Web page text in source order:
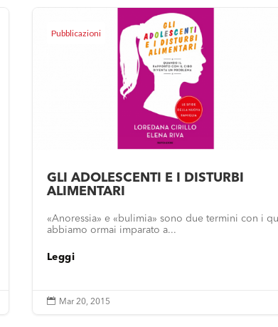
Pubblicazioni
GLI ADOLESCENTI E I DISTURBI
ALIMENTARI
«Anoressia» e «bulimia» sono due termini con i
abbiamo ormai imparato a...
Leggi
 Mar 20, 2015